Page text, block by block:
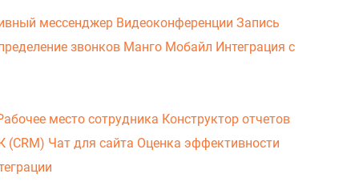
мессенджер Видеоконференции Запись
звонков Манго Мобайл Интеграция с
место сотрудника Конструктор отчетов
(CRM) Чат для сайта Оценка эффективности